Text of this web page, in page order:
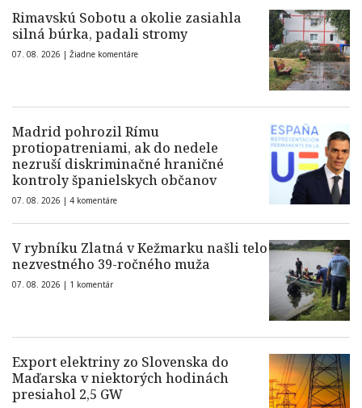
Rimavskú Sobotu a okolie zasiahla
silná búrka, padali stromy
07. 08. 2026 | Žiadne komentáre
Madrid pohrozil Rímu
protiopatreniami, ak do nedele
nezruší diskriminačné hraničné
kontroly španielskych občanov
07. 08. 2026 | 4 komentáre
V rybníku Zlatná v Kežmarku našli telo
nezvestného 39-ročného muža
07. 08. 2026 | 1 komentár
Export elektriny zo Slovenska do
Maďarska v niektorých hodinách
presiahol 2,5 GW